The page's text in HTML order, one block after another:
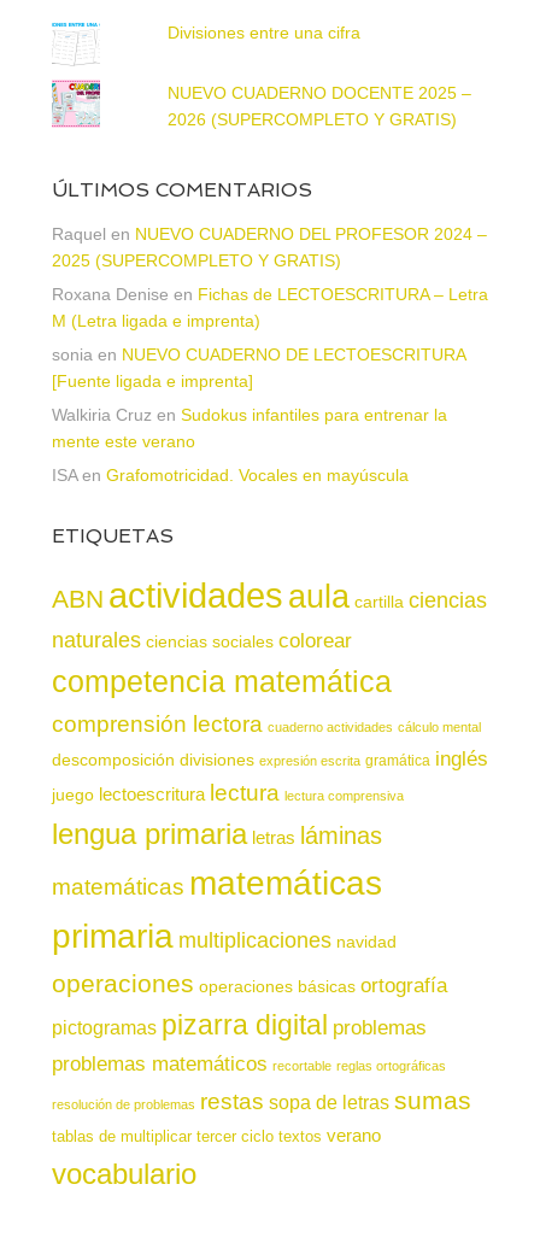
Divisiones entre una cifra
NUEVO CUADERNO DOCENTE 2025 –
2026 (SUPERCOMPLETO Y GRATIS)
ÚLTIMOS COMENTARIOS
Raquel en NUEVO CUADERNO DEL PROFESOR 2024 –
2025 (SUPERCOMPLETO Y GRATIS)
Roxana Denise en Fichas de LECTOESCRITURA – Letra
M (Letra ligada e imprenta)
sonia en NUEVO CUADERNO DE LECTOESCRITURA
[Fuente ligada e imprenta]
Walkiria Cruz en Sudokus infantiles para entrenar la
mente este verano
ISAen Grafomotricidad. Vocales en mayúscula
ETIQUETAS
ABN actividadesaula cartilla ciencias
naturales ciencias sociales colorear
competencia matemática
comprensión lectora cuaderno actividades cálculo mental
descomposición divisiones expresión escrita gramática inglés
juego lectoescritura lectura lectura comprensiva
lengua primaria letras láminas
matemáticas matemáticas
primaria multiplicaciones navidad
operaciones operaciones básicas ortografía
pictogramas pizarra digital problemas
problemas matemáticos recortable reglas ortográficas
resolución de problemas restas sopa de letras sumas
tablas de multiplicar tercer ciclo textos verano
vocabulario